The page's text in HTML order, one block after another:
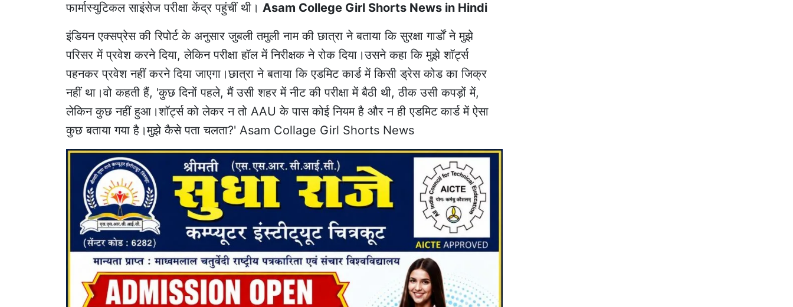
फार्मास्युटिकल साइंसेज परीक्षा केंद्र पहुंचीं थी। Asam College Girl Shorts News in Hindi
इंडियन एक्सप्रेस की रिपोर्ट के अनुसार जुबली तमुली नाम की छात्रा ने बताया कि सुरक्षा गार्डों ने मुझे
परिसर में प्रवेश करने दिया, लेकिन परीक्षा हॉल में निरीक्षक ने रोक दिया।उसने कहा कि मुझे शॉर्ट्स
पहनकर प्रवेश नहीं करने दिया जाएगा।छात्रा ने बताया कि एडमिट कार्ड में किसी ड्रेस कोड का जिक्र
नहीं था।वो कहती हैं, 'कुछ दिनों पहले, मैं उसी शहर में नीट की परीक्षा में बैठी थी, ठीक उसी कपड़ों में,
लेकिन कुछ नहीं हुआ।शॉर्ट्स को लेकर न तो AAU के पास कोई नियम है और न ही एडमिट कार्ड में ऐसा
कुछ बताया गया है।मुझे कैसे पता चलता?' Asam Collage Girl Shorts News